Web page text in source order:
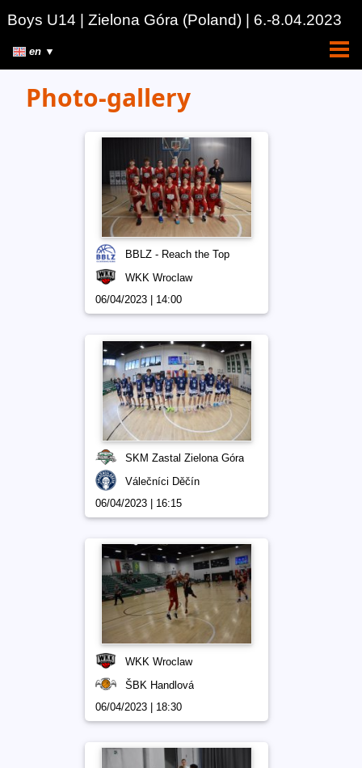
Boys U14 | Zielona Góra (Poland) | 6.-8.04.2023
en ▼
Photo-gallery
BBLZ - Reach the Top
WKK Wroclaw
06/04/2023 | 14:00
SKM Zastal Zielona Góra
Válečníci Děčín
06/04/2023 | 16:15
WKK Wroclaw
ŠBK Handlová
06/04/2023 | 18:30